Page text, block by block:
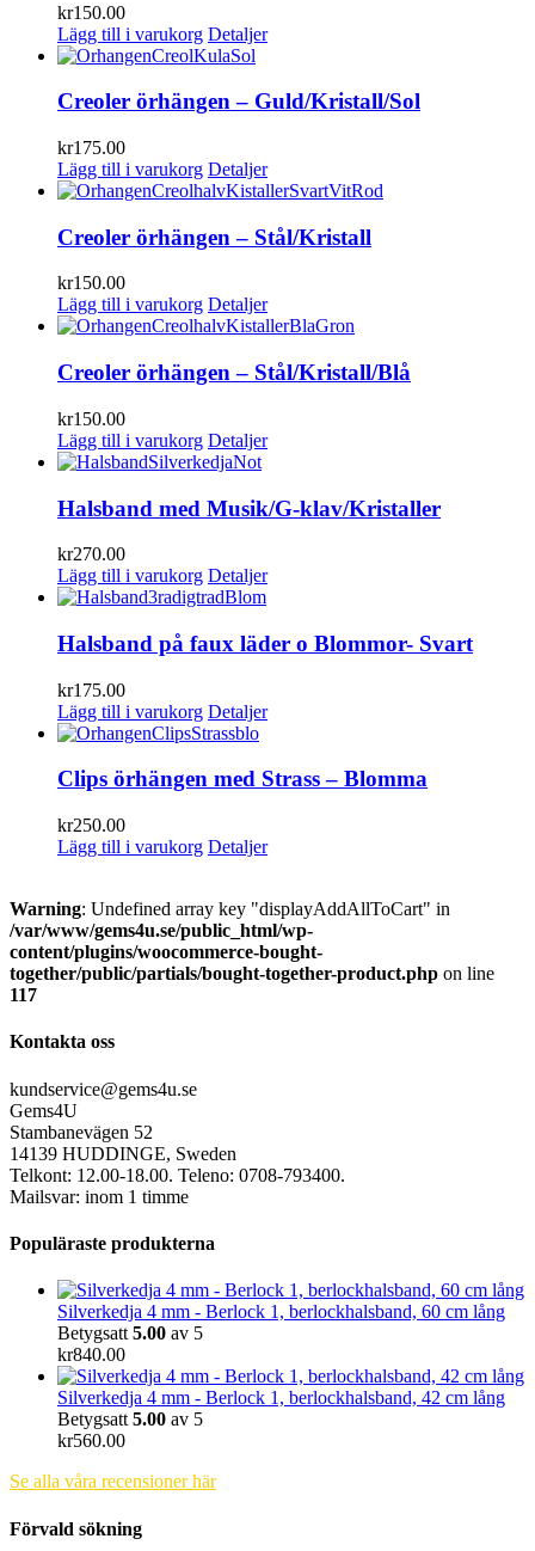
kr150.00
Lägg till i varukorg Detaljer
Creoler örhängen – Guld/Kristall/Sol
kr175.00
Lägg till i varukorg Detaljer
Creoler örhängen – Stål/Kristall
kr150.00
Lägg till i varukorg Detaljer
Creoler örhängen – Stål/Kristall/Blå
kr150.00
Lägg till i varukorg Detaljer
Halsband med Musik/G-klav/Kristaller
kr270.00
Lägg till i varukorg Detaljer
Halsband på faux läder o Blommor- Svart
kr175.00
Lägg till i varukorg Detaljer
Clips örhängen med Strass – Blomma
kr250.00
Lägg till i varukorg Detaljer
Warning: Undefined array key "displayAddAllToCart" in
/var/www/gems4u.se/public_html/wp-
content/plugins/woocommerce-bought-
together/public/partials/bought-together-product.php on line
117
Kontakta oss
kundservice@gems4u.se
Gems4U
Stambanevägen 52
14139 HUDDINGE, Sweden
Telkont: 12.00-18.00. Teleno: 0708-793400.
Mailsvar: inom 1 timme
Populäraste produkterna
Silverkedja 4 mm - Berlock 1, berlockhalsband, 60 cm lång
Betygsatt 5.00 av 5
kr840.00
Silverkedja 4 mm - Berlock 1, berlockhalsband, 42 cm lång
Betygsatt 5.00 av 5
kr560.00
Se alla våra recensioner här
Förvald sökning